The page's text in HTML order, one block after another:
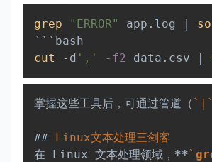
grep "ERROR" app.log |
`
cut
-d ',' -f2 data.csv |
掌握这些工具后，可通过管道（ `|`
## Linux文本处理三剑客
在 Linux 文本处理领域， **